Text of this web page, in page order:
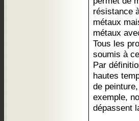
résistance
métaux
métaux
Tous les
soumis à
Par
hautes
de
exemple,
dépassent